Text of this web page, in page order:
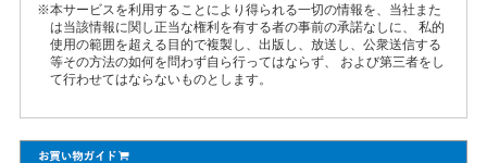
※本サービスを利用することにより得られる一切の情報を、当社また
は当該情報に関し正当な権利を有する者の事前の承諾なしに、 私的
使用の範囲を超える目的で複製し、出版し、放送し、公衆送信する
等その方法の如何を問わず自ら行ってはならず、 および第三者をし
て行わせてはならないものとします。